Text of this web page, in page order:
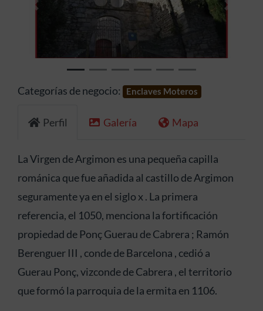
Anterior
Categorías de negocio: Enclaves Moteros
Perfil Galería Mapa
La Virgen de Argimon es una pequeña capilla
románica que fue añadida al castillo de Argimon
seguramente ya en el siglo x . La primera
referencia, el 1050, menciona la fortificación
propiedad de Ponç Guerau de Cabrera ; Ramón
Berenguer III , conde de Barcelona , cedió a
Guerau Ponç, vizconde de Cabrera , el territorio
que formó la parroquia de la ermita en 1106.